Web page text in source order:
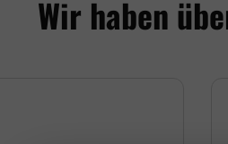
Wir haben